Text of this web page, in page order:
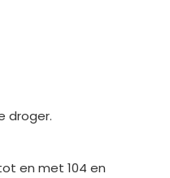
droger.
en met 104 en